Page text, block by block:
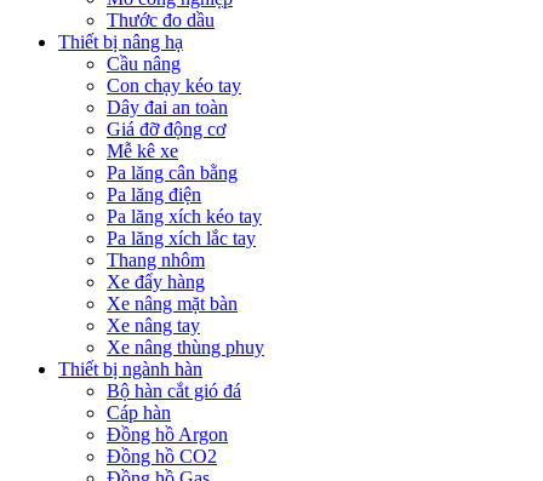
Thước đo dầu
Thiết bị nâng hạ
Cầu nâng
Con chạy kéo tay
Dây đai an toàn
Giá đỡ động cơ
Mễ kê xe
Pa lăng cân bằng
Pa lăng điện
Pa lăng xích kéo tay
Pa lăng xích lắc tay
Thang nhôm
Xe đẩy hàng
Xe nâng mặt bàn
Xe nâng tay
Xe nâng thùng phuy
Thiết bị ngành hàn
Bộ hàn cắt gió đá
Cáp hàn
Đồng hồ Argon
Đồng hồ CO2